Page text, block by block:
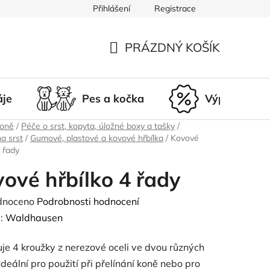
Doprava a platba Nepřevzetí zásilky
Přihlášení Registrace
KOŠÍK
PRÁZDNÝ KOŠÍK
Pes a kočka Výprodej
/ Péče o srst, kopyta, úložné boxy a tašky /
srst / Gumové, plastové a kovové hřbílka / Kovové
řady
hřbílko 4 řady
Podrobnosti hodnocení
Waldhausen
4 kroužky z nerezové oceli ve dvou různých
pro použití při přelínání koně nebo pro